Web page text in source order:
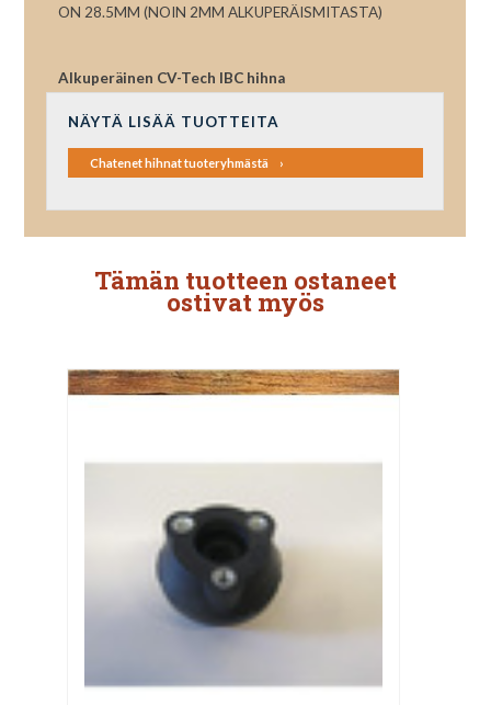
ON 28.5MM (NOIN 2MM ALKUPERÄISMITASTA)
Alkuperäinen CV-Tech IBC hihna
NÄYTÄ LISÄÄ TUOTTEITA
Chatenet hihnat tuoteryhmästä
Tämän tuotteen ostaneet
ostivat myös